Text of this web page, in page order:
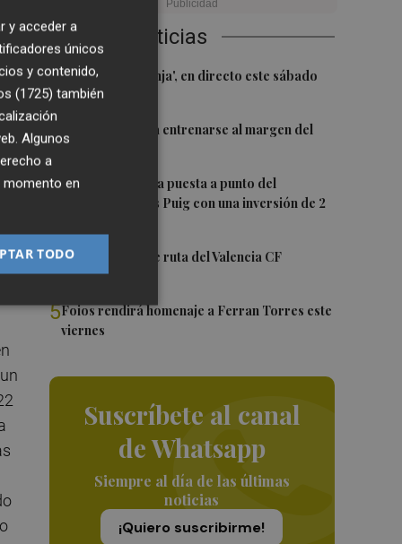
Últimas Noticias
1El 'Trofeu Taronja', en directo este sábado
por À Punt
2 Almeida vuelve a entrenarse al margen del
grupo
3 València ultima la puesta a punto del
Velódromo Lluís Puig con una inversión de 2
4La nueva hoja de ruta del Valencia CF
5Foios rendirá homenaje a Ferran Torres este
viernes
Suscríbete al canal
de Whatsapp
Siempre al día de las últimas
noticias
¡Quiero suscribirme!
y acceder a
únicos
y contenido,
(1725) también
Algunos
a
momento en
TODO